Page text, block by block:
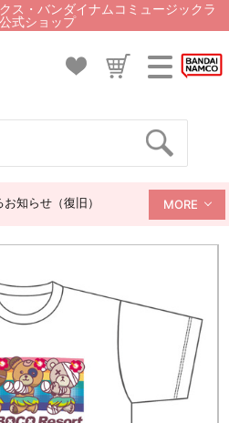
ス・バンダイナムコミュージックラ
式ショップ
知らせ（復旧） MORE